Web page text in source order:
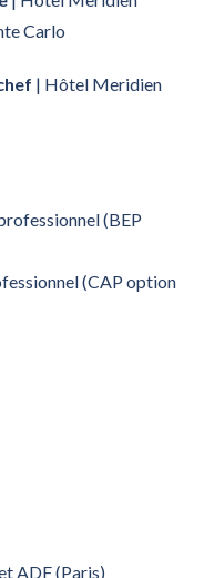
Carlo
| Hôtel Meridien
(BEP
(CAP option
ADF (Paris)